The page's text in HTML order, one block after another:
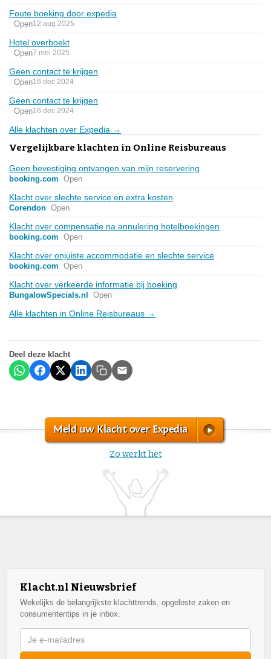
Foute boeking door expedia
Open12 aug 2025
Hotel overboekt
Open7 mei 2025
Geen contact te krijgen
Open16 dec 2024
Geen contact te krijgen
Open16 dec 2024
Alle klachten over Expedia →
Vergelijkbare klachten in Online Reisbureaus
Geen bevestiging ontvangen van mijn reservering
booking.com Open
Klacht over slechte service en extra kosten
Corendon Open
Klacht over compensatie na annulering hotelboekingen
booking.com Open
Klacht over onjuiste accommodatie en slechte service
booking.com Open
Klacht over verkeerde informatie bij boeking
BungalowSpecials.nl Open
Alle klachten in Online Reisbureaus →
Deel deze klacht
Meld uw Klacht over Expedia
Zo werkt het
Klacht.nl Nieuwsbrief
Wekelijks de belangrijkste klachttrends, opgeloste zaken en
consumententips in je inbox.